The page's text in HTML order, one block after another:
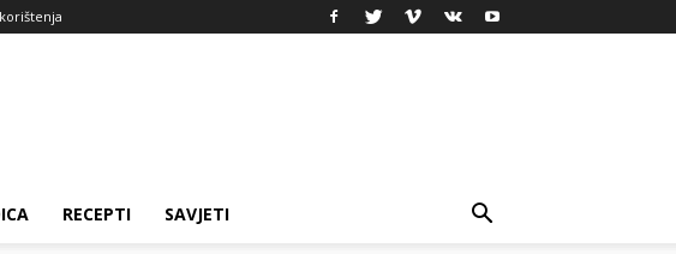
RECEPTI SAVJETI